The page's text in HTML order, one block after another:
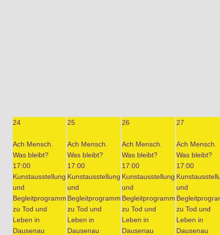
24
Ach Mensch.
Was bleibt?
17:00
Kunstausstellung
und
Begleitprogramm
zu Tod und
Leben in
Dausenau
25
Ach Mensch.
Was bleibt?
17:00
Kunstausstellung
und
Begleitprogramm
zu Tod und
Leben in
Dausenau
26
Ach Mensch.
Was bleibt?
17:00
Kunstausstellung
und
Begleitprogramm
zu Tod und
Leben in
Dausenau
27
Ach Mensch.
Was bleibt?
17:00
und
zu Tod und
Leben in
Dausenau